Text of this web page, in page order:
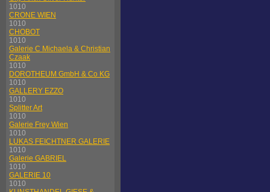
1010
CRONE WIEN
1010
CHOBOT
1010
Galerie C Michaela & Christian
Czaak
1010
DOROTHEUM GmbH & Co KG
1010
GALLERY EZZO
1010
Splitter Art
1010
Galerie Frey Wien
1010
LUKAS FEICHTNER GALERIE
1010
Galerie GABRIEL
1010
GALERIE 10
1010